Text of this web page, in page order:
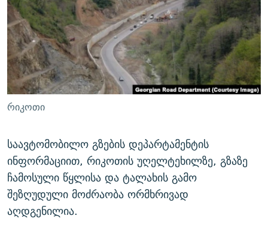
ᲛᲝᲚᲐᲞᲐᲠᲐᲙᲔ ᲢᲔᲥᲡᲢᲔᲑᲘ
ᲨᲘᲜ - ᲣᲪᲮᲝᲔᲗᲨᲘ
ᲚᲘᲢᲔᲠᲐᲢᲣᲠᲣᲚᲘ ᲬᲐᲮᲜᲐᲒᲔᲑᲘ
ᲐᲛᲔᲠᲘᲙᲣᲚᲘ ᲛᲝᲗᲮᲠᲝᲑᲐ
ᲘᲛᲞᲔᲠᲘᲐ ᲓᲐ ᲠᲐᲓᲘᲝ
ᲩᲔᲛᲘ ᲡᲘᲙᲕᲓᲘᲚᲘᲡ ᲛᲘᲖᲔᲖᲘᲐ COVID-19
11 ᲬᲔᲚᲘ - 11 ᲐᲛᲑᲐᲕᲘ
ᲡᲐᲞᲐᲠᲚᲐᲛᲔᲜᲢᲝ ᲐᲠᲩᲔᲕᲜᲔᲑᲘᲡ ᲘᲡᲢᲝᲠᲘᲐ
ᲑᲐᲕᲨᲕᲔᲑᲘ ᲞᲠᲝᲡᲢᲘᲢᲣᲪᲘᲐᲨᲘ - ᲐᲛᲝᲣᲗᲥᲛᲔᲚᲘ ᲐᲛᲑᲐᲕᲘ
5 ᲐᲛᲑᲐᲕᲘ - 20 ᲘᲕᲜᲘᲡᲡ ᲓᲐᲨᲐᲕᲔᲑᲣᲚᲔᲑᲘ
ПРИВЕТ ᲙᲣᲚᲢᲣᲠᲐ
ᲒᲐᲛᲝᲘᲬᲔᲠᲔ
რთე/რთ-ის ყველა საიტი
რიკოთი
საავტომობილო გზების დეპარტამენტის
ინფორმაციით, რიკოთის უღელტეხილზე, გზაზე
ჩამოსული წყლისა და ტალახის გამო
შეზღუდული მოძრაობა ორმხრივად
აღდგენილია.